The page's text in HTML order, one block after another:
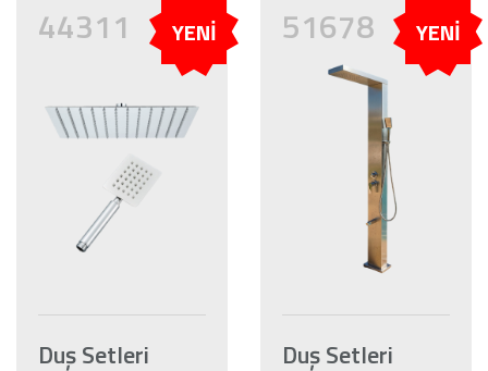
44311 YENİ
Duş Setleri
51678 YENİ
Duş Setleri